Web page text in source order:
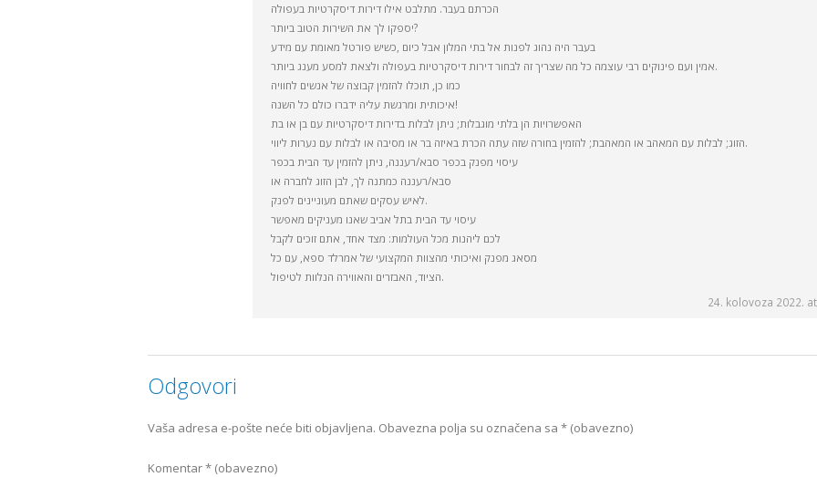
הכרתם בעבר. מתלבט אילו דירות דיסקרטיות בעפולה
יספקו לך את השירות הטוב ביותר?
בעבר היה נהוג לפנות אל בתי המלון אבל כיום ,כשיש פורטל מאומת עם מידע
אמין ועם פינוקים רבי עוצמה כל מה שצריך זה לבחור דירות דיסקרטיות בעפולה ולצאת למסע מענג ביותר.
כמו כן, תוכלו להזמין קבוצה של אנשים לחוויה
איכותית ומרגשת עליה ידברו כולם כל השנה!
האפשרויות הן בלתי מוגבלות; ניתן לבלות בדירות דיסקרטיות עם בן או בת
הזוג; לבלות עם המאהב או המאהבת; להזמין בחורה שזה עתה הכרת באיזה בר או מסיבה או לבלות עם נערות ליווי.
עיסוי מפנק בכפר סבא/רעננה, ניתן להזמין עד הבית בכפר
סבא/רעננה כמתנה לך, לבן הזוג לחברה או
לאיש עסקים שאתם מעוניינים לפנק.
עיסוי עד הבית בתל אביב שאנו מעניקים מאפשר
לכם ליהנות מכל העולמות: מצד אחד, אתם זוכים לקבל
מסאג מפנק ואיכותי מהצוות המקצועי של אמרלד ספא, עם כל
הציוד, האבזרים והאווירה הנלוות לטיפול.
24. kolovoza 2022.
Odgovori
Vaša adresa e-pošte neće biti objavljena. Obavezna polja su označena sa * (obavezno)
Komentar* (obavezno)